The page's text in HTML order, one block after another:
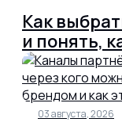
Как
и понять,
дать до
03 августа, 2026